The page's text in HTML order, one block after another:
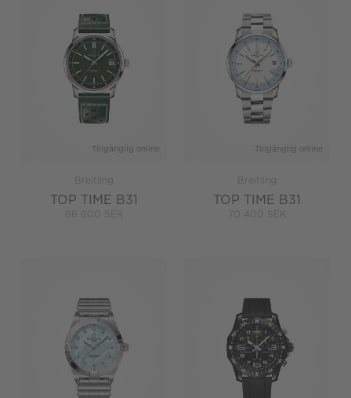
Tillgänglig online
Breitling
TOP TIME B31
66 600 SEK
Tillgänglig online
Breitling
TOP TIME B31
70 400 SEK